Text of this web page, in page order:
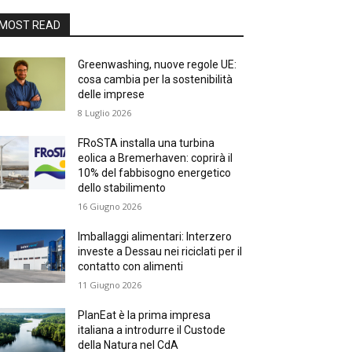
READ
Greenwashing, nuove regole UE:
cosa cambia per la sostenibilità
delle imprese
8 Luglio 2026
FRoSTA installa una turbina
eolica a Bremerhaven: coprirà il
10% del fabbisogno energetico
dello stabilimento
16 Giugno 2026
Imballaggi alimentari: Interzero
investe a Dessau nei riciclati per il
contatto con alimenti
11 Giugno 2026
PlanEat è la prima impresa
italiana a introdurre il Custode
della Natura nel CdA